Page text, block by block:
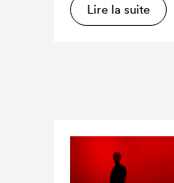
Lire la suite